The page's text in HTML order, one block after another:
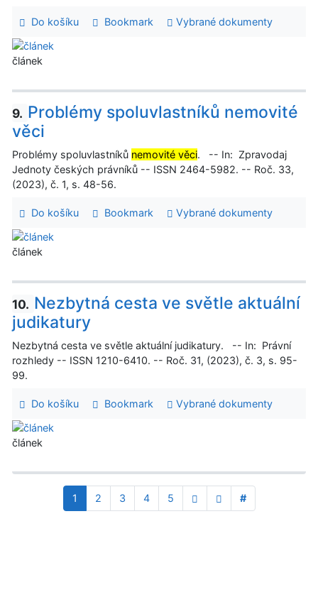
Do košíku Bookmark Vybrané dokumenty
článek
9. Problémy spoluvlastníků nemovité
věci
Problémy spoluvlastníků nemovité věci. -- In: Zpravodaj
Jednoty českých právníků -- ISSN 2464-5982. -- Roč. 33,
(2023), č. 1, s. 48-56.
Do košíku Bookmark Vybrané dokumenty
článek
10. Nezbytná cesta ve světle aktuální
judikatury
Nezbytná cesta ve světle aktuální judikatury. -- In: Právní
rozhledy -- ISSN 1210-6410. -- Roč. 31, (2023), č. 3, s. 95-
99.
Do košíku Bookmark Vybrané dokumenty
článek
1 2 3 4 5 #